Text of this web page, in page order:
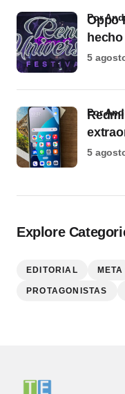
Oppo
hecho
por
5
por
5
Explore
EDITORIAL META
PROTAGONISTAS